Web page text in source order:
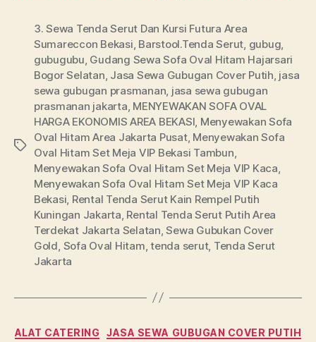
Tags
3. Sewa Tenda Serut Dan Kursi Futura Area
Sumareccon Bekasi Barstool.Tenda Serut gubug
gubugubu Gudang Sewa Sofa Oval Hitam Hajarsari
Bogor Selatan Jasa Sewa Gubugan Cover Putih jasa
sewa gubugan prasmanan jasa sewa gubugan
prasmanan jakarta MENYEWAKAN SOFA OVAL
HARGA EKONOMIS AREA BEKASI Menyewakan Sofa
Oval Hitam Area Jakarta Pusat, Menyewakan Sofa
Oval Hitam Set Meja VIP Bekasi Tambun
Menyewakan Sofa Oval Hitam Set Meja VIP Kaca
Menyewakan Sofa Oval Hitam Set Meja VIP Kaca
Bekasi Rental Tenda Serut Kain Rempel Putih
Kuningan Jakarta Rental Tenda Serut Putih Area
Terdekat Jakarta Selatan ,Sewa Gubukan Cover
Gold Sofa Oval Hitam ,tenda serut, Tenda Serut
Jakarta
Categories
ALAT CATERING
JASA SEWA GUBUGAN COVER PUTIH